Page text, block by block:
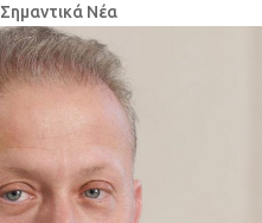
Σημαντικά Νέα